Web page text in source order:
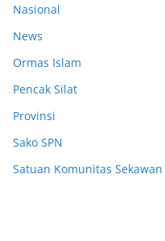
Nasional
News
Ormas Islam
Pencak Silat
Provinsi
Sako SPN
Satuan Komunitas